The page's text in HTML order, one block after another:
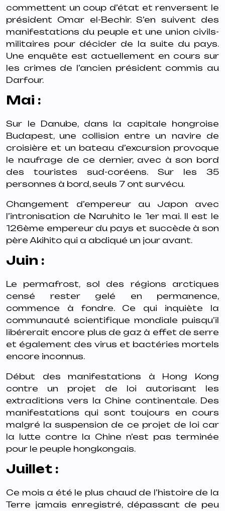
commettent un coup d’état et renversent le
président Omar el-Bechir. S’en suivent des
manifestations du peuple et une union civils-
militaires pour décider de la suite du pays.
Une enquête est actuellement en cours sur
les crimes de l’ancien président commis au
Darfour.
Mai :
Sur le Danube, dans la capitale hongroise
Budapest, une collision entre un navire de
croisière et un bateau d’excursion provoque
le naufrage de ce dernier, avec à son bord
des touristes sud-coréens. Sur les 35
personnes à bord, seuls 7 ont survécu.
Changement d’empereur au Japon avec
l’intronisation de Naruhito le 1er mai. Il est le
126ème empereur du pays et succède à son
père Akihito qui a abdiqué un jour avant.
Juin :
Le permafrost, sol des régions arctiques
censé rester gelé en permanence,
commence à fondre. Ce qui inquiète la
communauté scientifique mondiale puisqu’il
libérerait encore plus de gaz à effet de serre
et également des virus et bactéries mortels
encore inconnus.
Début des manifestations à Hong Kong
contre un projet de loi autorisant les
extraditions vers la Chine continentale. Des
manifestations qui sont toujours en cours
malgré la suspension de ce projet de loi car
la lutte contre la Chine n’est pas terminée
pour le peuple hongkongais.
Juillet :
Ce mois a été le plus chaud de l’histoire de la
Terre jamais enregistré, dépassant de peu